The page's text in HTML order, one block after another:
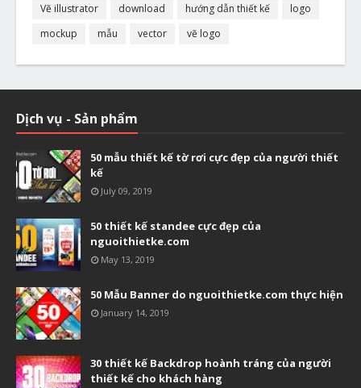
Vẽ illustrator
download hướng dẫn thiết kế
logo
mockup
mẫu vector vẽ logo
Dịch vụ - Sản phẩm
50 mẫu thiết kế tờ rơi cực đẹp của người thiết
kế
July 09, 2019
50 thiết kế standee cực đẹp của
nguoithietke.com
May 13, 2019
50 Mẫu Banner do nguoithietke.com thực hiện
January 14, 2019
30 thiết kế Backdrop hoành tráng của người
thiết kế cho khách hàng